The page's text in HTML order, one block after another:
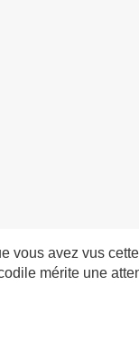
vous avez vus
mérite une